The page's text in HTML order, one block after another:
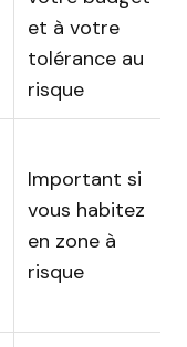
et à votre
tolérance au
risque
Important si
vous habitez
en zone à
risque